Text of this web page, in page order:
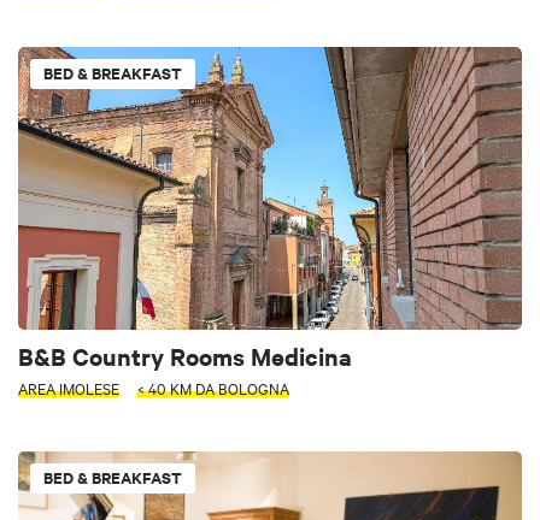
BED & BREAKFAST
B&B Country Rooms Medicina
AREA IMOLESE < 40 KM DA BOLOGNA
BED & BREAKFAST